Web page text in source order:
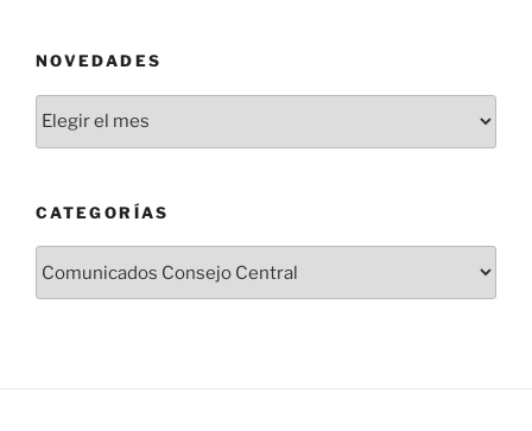
NOVEDADES
CATEGORÍAS